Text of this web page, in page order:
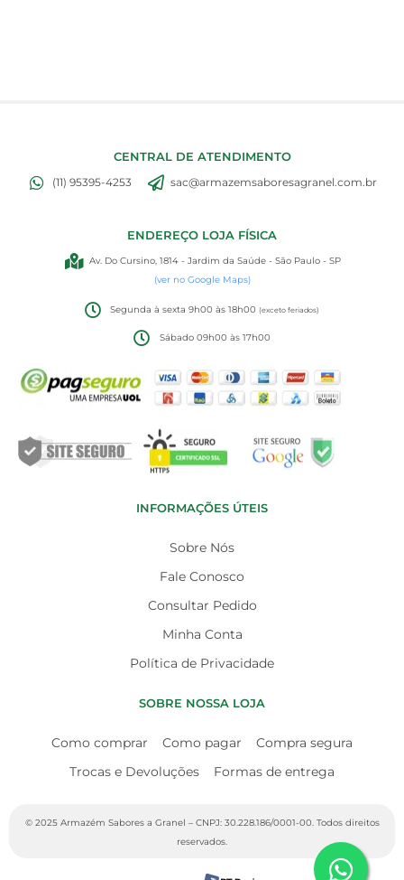
CENTRAL DE ATENDIMENTO
(11) 95395-4253 sac@armazemsaboresagranel.com.br
ENDEREÇO LOJA FÍSICA
Av. Do Cursino, 1814 - Jardim da Saúde - São Paulo - SP
(ver no Google Maps)
Segunda à sexta 9h00 às 18h00(exceto feriados)
Sábado 09h00 às 17h00
INFORMAÇÕES ÚTEIS
Sobre Nós
Fale Conosco
Consultar Pedido
Minha Conta
Política de Privacidade
SOBRE NOSSA LOJA
Como comprar Como pagar
Compra segura
Trocas e Devoluções
Formas de entrega
© 2025 Armazém Sabores a Granel – CNPJ: 30.228.186/0001-00. Todos direitos
reservados.